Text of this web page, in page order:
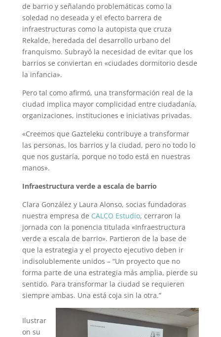
de barrio y señalando problemáticas como la
soledad no deseada y el efecto barrera de
infraestructuras como la autopista que cruza
Rekalde, heredada del desarrollo urbano del
franquismo. Subrayó la necesidad de evitar que los
barrios se conviertan en «ciudades dormitorio desde
la infancia».
Pero tal como afirmó, una transformación real de la
ciudad implica mayor complicidad entre ciudadanía,
organizaciones, instituciones e iniciativas privadas.
«Creemos que Gazteleku contribuye a transformar
las personas, los barrios y la ciudad, pero no todo lo
que nos gustaría, porque no todo está en nuestras
manos».
Infraestructura verde a escala de barrio
Clara González y Laura Alonso, socias fundadoras
nuestra empresa de CALCO Estudio, cerraron la
jornada con la ponencia titulada «Infraestructura
verde a escala de barrio». Partieron de la base de
que la estrategia y el proyecto ejecutivo deben ir
indisolublemente unidos – “Un proyecto que no
forma parte de una estrategia más amplia, pierde su
sentido. Para transformar la ciudad se requieren
siempre ambas. Una está coja sin la otra.”
Ilustrar
on su